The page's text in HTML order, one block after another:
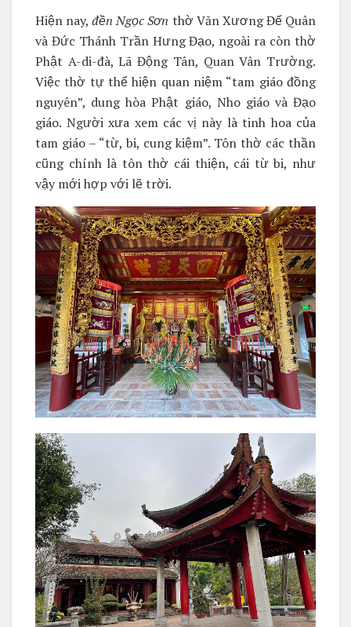
Hiện nay,đền Ngọc Sơn thờ Văn Xương Đế Quân
và Đức Thánh Trần Hưng Đạo, ngoài ra còn thờ
Phật A-di-đà, Lã Động Tân, Quan Vân Trường.
Việc thờ tự thể hiện quan niệm “tam giáo đồng
nguyên”, dung hòa Phật giáo, Nho giáo và Đạo
giáo. Người xưa xem các vị này là tinh hoa của
tam giáo – “từ, bi, cung kiệm”. Tôn thờ các thần
cũng chính là tôn thờ cái thiện, cái từ bi, như
vậy mới hợp với lẽ trời.